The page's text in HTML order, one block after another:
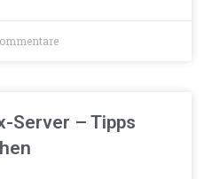
Server – Tipps